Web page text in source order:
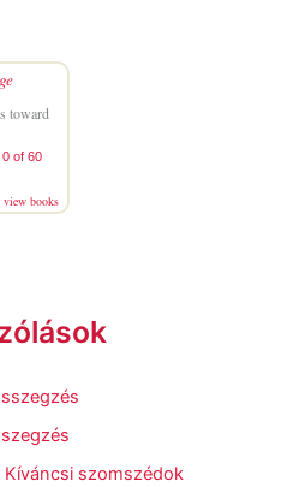
toward
0 of 60
view books
Kíváncsi szomszédok